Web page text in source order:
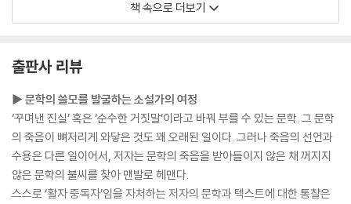
수 있다는 진리를. 그리하여 ‘산책 중’이라는 말은, 나에게는 ‘사색 중’이라
는 말과 동의어라는 사실을.
러시아에서 수많은 것을 배웠지만, 그중 하나를 꼽아야 한다면 나는 ‘산
책’이라고 할 것이다. 그래서 지금도 산책한다. 걸으며 생각한다. 사색적인
산책을 즐긴다. 그렇게 걷고 멈추고 생각하다가, 또 걷고 멈추고 생각하고,
다시 걸을 것이다.
--- p.24 「‘산책한다’는 말은 ‘사색한다’는 뜻」 중에서
책 속으로 더보기
출판사 리뷰
▶ 문학의 쓸모를 발굴하는 소설가의 여정
‘꾸며낸 진실’ 혹은 ‘순수한 거짓말’이라고 바꿔 부를 수 있는 문학. 그 문학
의 죽음이 뼈저리게 와닿은 것도 꽤 오래된 일이다. 그러나 죽음의 선언과
수용은 다른 일이어서, 저자는 문학의 죽음을 받아들이지 않은 채 꺼지지
않은 문학의 불씨를 찾아 맨발로 헤맨다.
스스로 ‘활자 중독자’임을 자처하는 저자의 문학과 텍스트에 대한 통찰은